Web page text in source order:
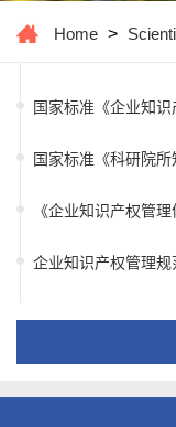
Home >
国家标准《企业知
国家标准《科研院
《企业知识产权管
企业知识产权管理规